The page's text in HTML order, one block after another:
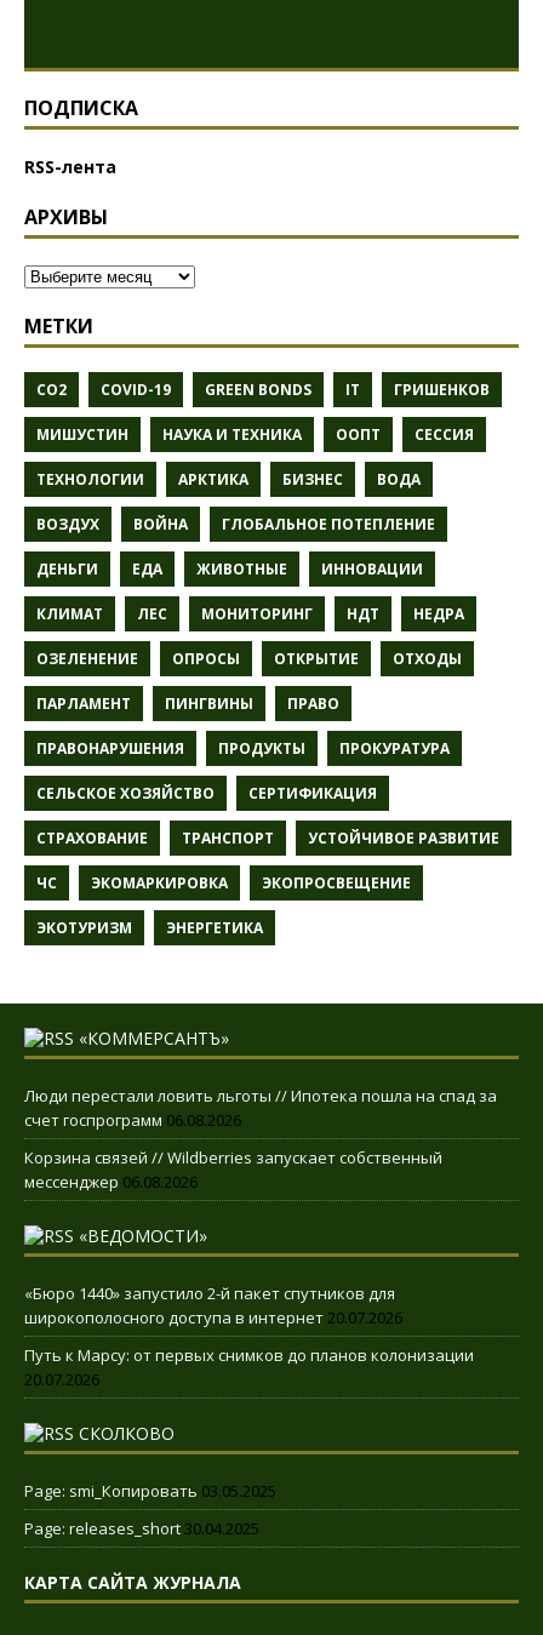
ПОДПИСКА
RSS-лента
АРХИВЫ
МЕТКИ
CO2 COVID-19 GREEN BONDS IT ГРИШЕНКОВ
МИШУСТИН НАУКА И ТЕХНИКА ООПТ СЕССИЯ
ТЕХНОЛОГИИ АРКТИКА БИЗНЕС ВОДА
ВОЗДУХ ВОЙНА ГЛОБАЛЬНОЕ ПОТЕПЛЕНИЕ
ДЕНЬГИ ЕДА ЖИВОТНЫЕ ИННОВАЦИИ
КЛИМАТ ЛЕС МОНИТОРИНГ НДТ НЕДРА
ОЗЕЛЕНЕНИЕ ОПРОСЫ ОТКРЫТИЕ ОТХОДЫ
ПАРЛАМЕНТ ПИНГВИНЫ ПРАВО
ПРАВОНАРУШЕНИЯ ПРОДУКТЫ ПРОКУРАТУРА
СЕЛЬСКОЕ ХОЗЯЙСТВО СЕРТИФИКАЦИЯ
СТРАХОВАНИЕ ТРАНСПОРТ УСТОЙЧИВОЕ РАЗВИТИЕ
ЧС ЭКОМАРКИРОВКА ЭКОПРОСВЕЩЕНИЕ
ЭКОТУРИЗМ ЭНЕРГЕТИКА
«КОММЕРСАНТЪ»
Люди перестали ловить льготы // Ипотека пошла на спад за
счет госпрограмм 06.08.2026
Корзина связей // Wildberries запускает собственный
мессенджер 06.08.2026
«ВЕДОМОСТИ»
«Бюро 1440» запустило 2-й пакет спутников для
широкополосного доступа в интернет20.07.2026
Путь к Марсу: от первых снимков до планов колонизации
20.07.2026
СКОЛКОВО
Page: smi_Копировать 03.05.2025
Page: releases_short 30.04.2025
КАРТА САЙТА ЖУРНАЛА